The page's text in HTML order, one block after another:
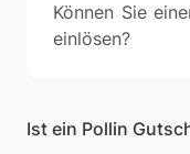
Können Sie
einlösen?
Ist ein Pollin